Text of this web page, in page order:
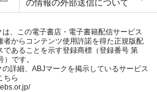
の情報の外部送信について
は、この電子書店・電子書籍配信サービス
者からコンテンツ使用許諾を得た正規版配
であることを示す登録商標（登録番号 第
です。
の詳細、ABJマークを掲示しているサービス
ちら